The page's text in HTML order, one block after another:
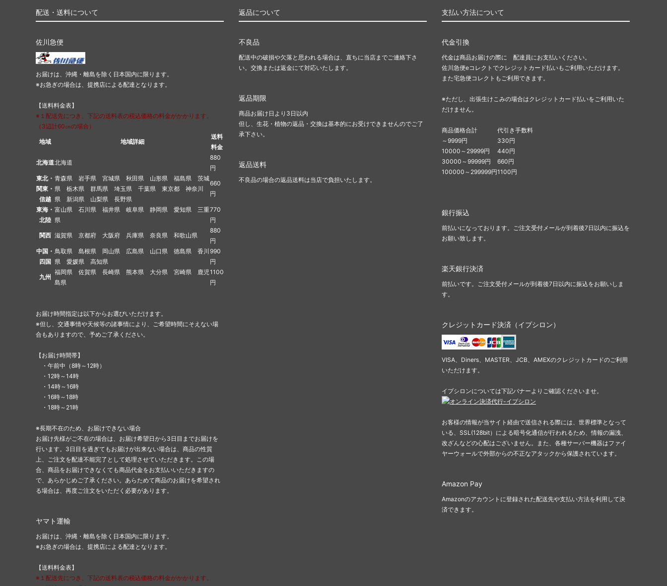
配送・送料について
佐川急便
お届けは、沖縄・離島を除く日本国内に限ります。
※お急ぎの場合は、提携店による配達となります。
【送料料金表】
※１配送先につき、下記の送料表の税込価格の料金がかかります。
（3辺計60㎝の場合）
地域 地域詳細
送料
料金
北海道北海道
880
円
東北・
関東・
信越
青森県 岩手県 宮城県 秋田県 山形県 福島県 茨城
県 栃木県 群馬県 埼玉県 千葉県 東京都 神奈川
県 新潟県 山梨県 長野県
660
円
東海・
北陸
富山県 石川県 福井県 岐阜県 静岡県 愛知県 三重
県
770
円
関西 滋賀県 京都府 大阪府 兵庫県 奈良県 和歌山県
880
円
中国・
四国
鳥取県 島根県 岡山県 広島県 山口県 徳島県 香川
県 愛媛県 高知県
990
円
九州
福岡県 佐賀県 長崎県 熊本県 大分県 宮崎県 鹿児
島県
1100
円
お届け時間指定は以下からお選びいただけます。
※但し、交通事情や天候等の諸事情により、ご希望時間にそえない場
合もありますので、予めご了承ください。
【お届け時間帯】
・午前中（8時～12時）
・12時～14時
・14時～16時
・16時～18時
・18時～21時
※長期不在のため、お届けできない場合
お届け先様がご不在の場合は、お届け希望日から3日目までお届けを
行います。3日目を過ぎてもお届けが出来ない場合は、商品の性質
上、ご注文を配達不能完了として処理させていただきます。この場
合、商品をお届けできなくても商品代金をお支払いいただきますの
で、あらかじめご了承ください。あらためて商品のお届けを希望され
る場合は、再度ご注文をいただく必要があります。
ヤマト運輸
お届けは、沖縄・離島を除く日本国内に限ります。
※お急ぎの場合は、提携店による配達となります。
【送料料金表】
※１配送先につき、下記の送料表の税込価格の料金がかかります。
返品について
不良品
配送中の破損や欠落と思われる場合は、直ちに当店までご連絡下さ
い。交換または返金にて対応いたします。
返品期限
商品お届け日より3日以内
但し、生花・植物の返品・交換は基本的にお受けできませんのでご了
承下さい。
返品送料
不良品の場合の返品送料は当店で負担いたします。
支払い方法について
代金引換
代金は商品お届けの際に 配達員にお支払いください。
佐川急便eコレクトでクレジットカード払いもご利用いただけます。
また宅急便コレクトもご利用できます。
※ただし、出張生けこみの場合はクレジットカード払いをご利用いた
だけません。
商品価格合計
代引き手数料
～9999円
330円
10000～29999円
440円
30000～99999円
660円
100000～299999円1100円
銀行振込
前払いになっております。ご注文受付メールが到着後7日以内に振込を
お願い致します。
楽天銀行決済
前払いです。ご注文受付メールが到着後7日以内に振込をお願いしま
す。
クレジットカード決済（イプシロン）
VISA、Diners、MASTER、JCB、AMEXのクレジットカードのご利用
いただけます。
イプシロンについては下記バナーよりご確認くださいませ。
お客様の情報が当サイト経由で送信される際には、世界標準となって
いる、SSL(128bit）による暗号化通信が行われるため、情報の漏洩、
改ざんなどの心配はございません。また、各種サーバー機器はファイ
ヤーウォールで外部からの不正なアタックから保護されています。
Amazon Pay
Amazonのアカウントに登録された配送先や支払い方法を利用して決
済できます。